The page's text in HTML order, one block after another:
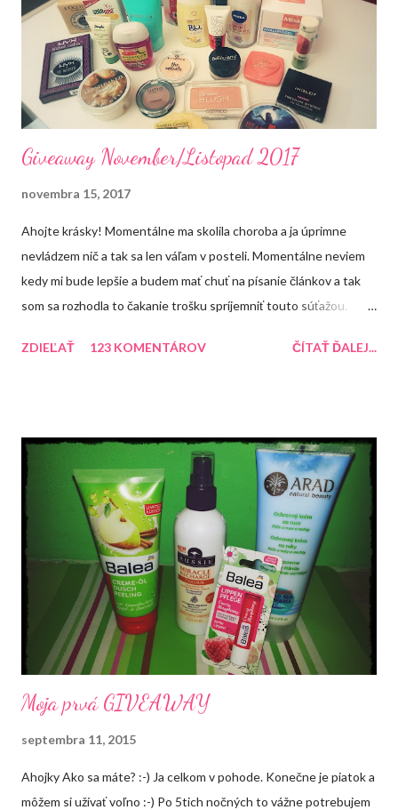
o
á
r
a
Giveaway November/Listopad 2017
novembra 15, 2017
Ahojte krásky! Momentálne ma skolila choroba a ja úprimne
nevládzem nič a tak sa len váľam v posteli. Momentálne neviem
kedy mi bude lepšie a budem mať chuť na písanie článkov a tak
som sa rozhodla to čakanie trošku spríjemniť touto súťažou.
naplno venovať blogu. Do konca roka mám pre Vás pripravené
ZDIEĽAŤ 123 KOMENTÁROV ČÍTAŤ ĎALEJ...
Moja prvá GIVEAWAY
septembra 11, 2015
Ahojky Ako sa máte? :-) Ja celkom v pohode. Konečne je piatok a
môžem si užívať voľno :-) Po 5tich nočných to vážne potrebujem